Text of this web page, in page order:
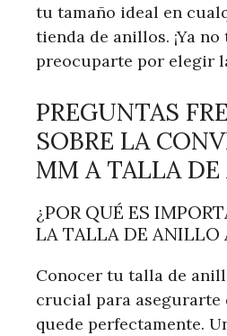
tu tamaño ideal en
tienda de anillos. ¡Ya
preocuparte por elegir
PREGUNTAS
SOBRE LA
MM A TALLA
¿POR QUÉ ES
LA TALLA DE ANILLO
Conocer tu talla de
crucial para asegurarte
quede perfectamente.